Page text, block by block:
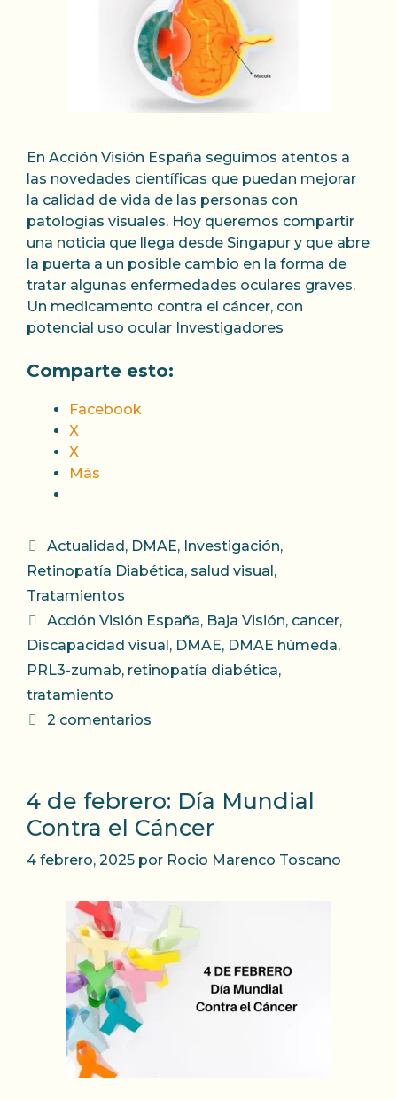
En Acción Visión España seguimos atentos a
las novedades científicas que puedan mejorar
la calidad de vida de las personas con
patologías visuales. Hoy queremos compartir
una noticia que llega desde Singapur y que abre
la puerta a un posible cambio en la forma de
tratar algunas enfermedades oculares graves.
Un medicamento contra el cáncer, con
potencial uso ocular Investigadores
Comparte esto:
Facebook
X
X
Más
Categorías
Actualidad , DMAE, Investigación,
Retinopatía Diabética, salud visual ,
Tratamientos
Etiquetas
Acción Visión España, Baja Visión, cancer,
Discapacidad visual , DMAE, DMAE húmeda,
PRL3-zumab, retinopatía diabética,
tratamiento
2 comentarios
4 de febrero: Día Mundial
Contra el Cáncer
4 febrero, 2025 por Rocio Marenco Toscano